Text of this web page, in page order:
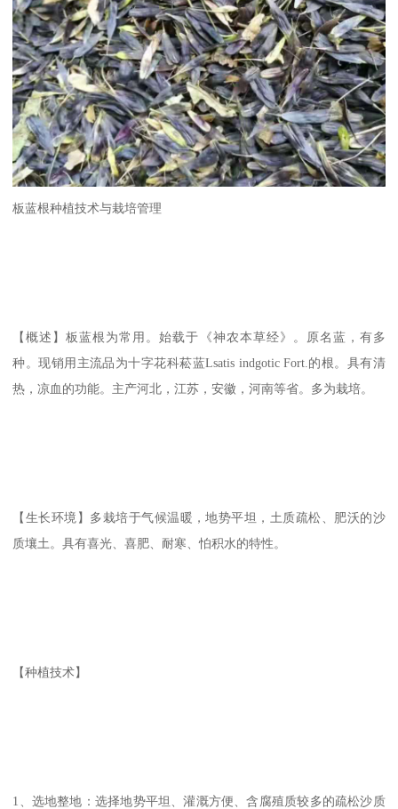
板蓝根种植技术与栽培管理
【概述】板蓝根为常用。始载于《神农本草经》。原名蓝，有多
种。现销用主流品为十字花科菘蓝Lsatis indgotic Fort.的根。具有清
热，凉血的功能。主产河北，江苏，安徽，河南等省。多为栽培。
【生长环境】多栽培于气候温暖，地势平坦，土质疏松、肥沃的沙
质壤土。具有喜光、喜肥、耐寒、怕积水的特性。
【种植技术】
1、选地整地：选择地势平坦、灌溉方便、含腐殖质较多的疏松沙质